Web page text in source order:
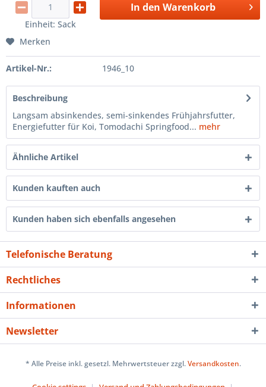
Einheit: Sack
In den Warenkorb
Merken
Artikel-Nr.: 1946_10
Beschreibung
Langsam absinkendes, semi-sinkendes Frühjahrsfutter,
Energiefutter für Koi, Tomodachi Springfood... mehr
Ähnliche Artikel
Kunden kauften auch
Kunden haben sich ebenfalls angesehen
Telefonische Beratung
Rechtliches
Informationen
Newsletter
* Alle Preise inkl. gesetzl. Mehrwertsteuer zzgl.Versandkosten.